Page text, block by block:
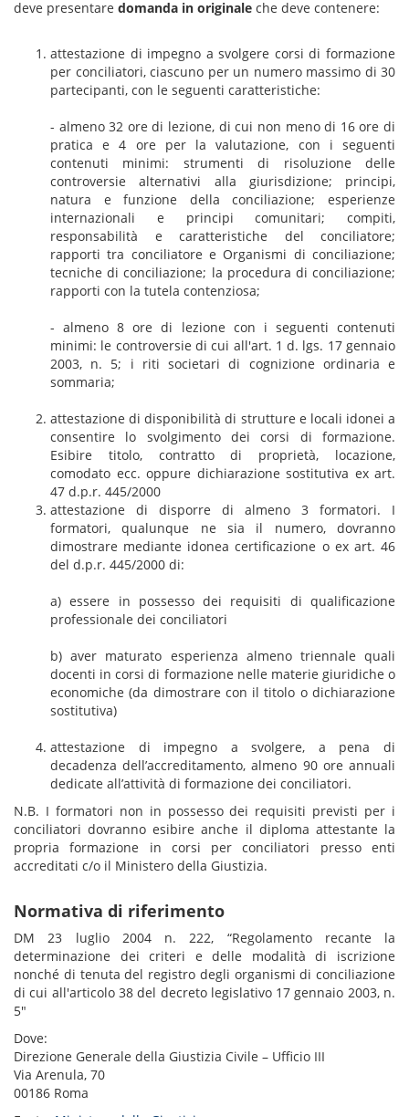
deve presentare domanda in originale che deve contenere:
attestazione di impegno a svolgere corsi di formazione
per conciliatori, ciascuno per un numero massimo di 30
partecipanti, con le seguenti caratteristiche:
- almeno 32 ore di lezione, di cui non meno di 16 ore di
pratica e 4 ore per la valutazione, con i seguenti
contenuti minimi: strumenti di risoluzione delle
controversie alternativi alla giurisdizione; principi,
natura e funzione della conciliazione; esperienze
internazionali e principi comunitari; compiti,
responsabilità e caratteristiche del conciliatore;
rapporti tra conciliatore e Organismi di conciliazione;
tecniche di conciliazione; la procedura di conciliazione;
rapporti con la tutela contenziosa;
- almeno 8 ore di lezione con i seguenti contenuti
minimi: le controversie di cui all'art. 1 d. lgs. 17 gennaio
2003, n. 5; i riti societari di cognizione ordinaria e
sommaria;
attestazione di disponibilità di strutture e locali idonei a
consentire lo svolgimento dei corsi di formazione.
Esibire titolo, contratto di proprietà, locazione,
comodato ecc. oppure dichiarazione sostitutiva ex art.
47 d.p.r. 445/2000
attestazione di disporre di almeno 3 formatori. I
formatori, qualunque ne sia il numero, dovranno
dimostrare mediante idonea certificazione o ex art. 46
del d.p.r. 445/2000 di:
a) essere in possesso dei requisiti di qualificazione
professionale dei conciliatori
b) aver maturato esperienza almeno triennale quali
docenti in corsi di formazione nelle materie giuridiche o
economiche (da dimostrare con il titolo o dichiarazione
sostitutiva)
attestazione di impegno a svolgere, a pena di
decadenza dell’accreditamento, almeno 90 ore annuali
dedicate all’attività di formazione dei conciliatori.
N.B. I formatori non in possesso dei requisiti previsti per i
conciliatori dovranno esibire anche il diploma attestante la
propria formazione in corsi per conciliatori presso enti
accreditati c/o il Ministero della Giustizia.
Normativa di riferimento
DM 23 luglio 2004 n. 222, “Regolamento recante la
determinazione dei criteri e delle modalità di iscrizione
nonché di tenuta del registro degli organismi di conciliazione
di cui all'articolo 38 del decreto legislativo 17 gennaio 2003, n.
5"
Dove:
Direzione Generale della Giustizia Civile – Ufficio III
Via Arenula, 70
00186 Roma